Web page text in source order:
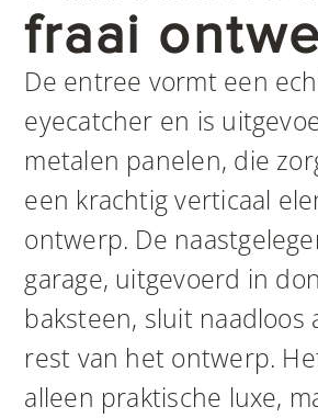
fraai
De entree vormt een
eyecatcher en is
metalen panelen, die
een krachtig verticaal
ontwerp. De
garage, uitgevoerd in
baksteen, sluit naadloos
rest van het ontwerp.
alleen praktische luxe,